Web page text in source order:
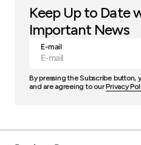
Keep Up to Date
Important News
E-mail
By pressing the Subscribe button,
and are agreeing to ourPrivacy